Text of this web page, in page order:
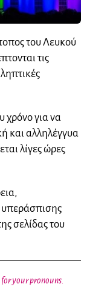
του Λευκού
τις
χρόνο για να
και αλληλέγγυα
λίγες ώρες
σελίδας του
your pronouns.